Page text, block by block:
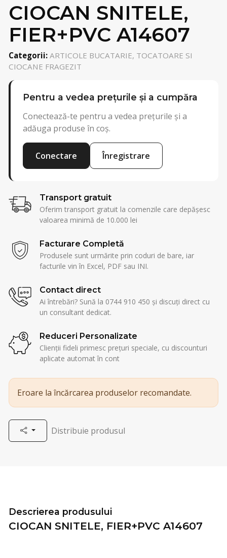
CIOCAN SNITELE,
FIER+PVC A14607
Categorii: ARTICOLE BUCATARIE, TOCATOARE SI
CIOCANE FRAGEZIT
Pentru a vedea prețurile și a cumpăra
Conectează-te pentru a vedea prețurile și a
adăuga produse în coș.
Conectare Înregistrare
Transport gratuit
Oferim transport gratuit la comenzile care depășesc
valoarea minimă de 10.000 lei
Facturare Completă
Produsele sunt urmărite prin coduri de bare, iar
facturile vin în Excel, PDF sau INI.
Contact direct
Ai întrebări? Sună la 0744 910 450 și discuți direct cu
un consultant dedicat.
Reduceri Personalizate
Clienții fideli primesc prețuri speciale, cu discounturi
aplicate automat în cont
Eroare la încărcarea produselor recomandate.
Distribuie produsul
Descrierea produsului
CIOCAN SNITELE, FIER+PVC A14607